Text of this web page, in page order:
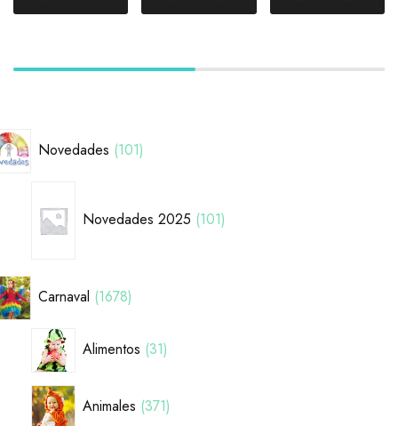
Novedades 101
Novedades 2025 101
Carnaval 1678
Alimentos 31
Animales 371